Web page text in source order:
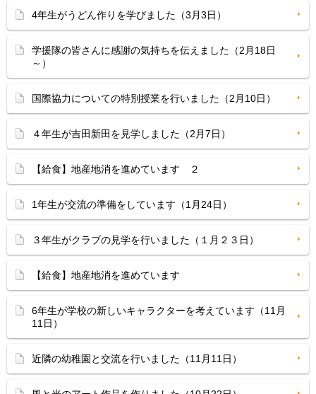
4年生がうどん作りを学びました（3月3日）
学援隊の皆さんに感謝の気持ちを伝えました（2月18日
～）
国際協力についての特別授業を行いました（2月10日）
４年生が吉田新田を見学しました（2月7日）
【給食】地産地消を進めています ２
1年生が交流の準備をしています（1月24日）
３年生がクラブの見学を行いました（１月２３日）
【給食】地産地消を進めています
6年生が学校の新しいキャラクターを考えています（11月
11日）
近隣の幼稚園と交流を行いました（11月11日）